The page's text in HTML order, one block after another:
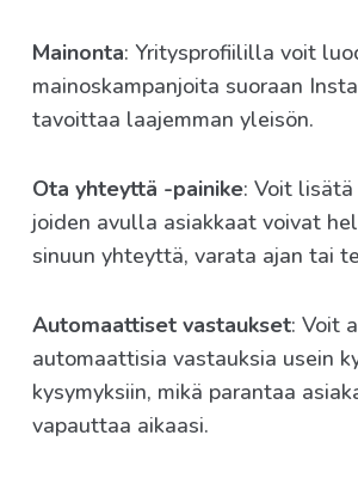
Mainonta: Yritysprofiililla voit
mainoskampanjoita suoraan
tavoittaa laajemman yleisön.
Ota yhteyttä -painike: Voit
joiden avulla asiakkaat voivat
sinuun yhteyttä, varata ajan tai
Automaattiset vastaukset: Voit
automaattisia vastauksia usein
kysymyksiin, mikä parantaa
vapauttaa aikaasi.